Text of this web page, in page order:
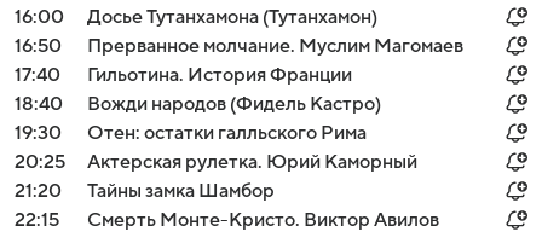
16:00
Досье Тутанхамона (Тутанхамон)
16:50
Прерванное молчание. Муслим Магомаев
17:40
Гильотина. История Франции
18:40
Вожди народов (Фидель Кастро)
19:30
Отен: остатки галльского Рима
20:25
Актерская рулетка. Юрий Каморный
21:20
Тайны замка Шамбор
22:15
Смерть Монте-Кристо. Виктор Авилов